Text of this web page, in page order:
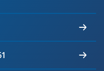
électriciens